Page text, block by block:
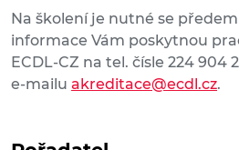
Na školení je nutné se
informace Vám poskytnou
ECDL-CZ na tel. čísle 224 904
e-mailu akreditace@ecdl.cz.